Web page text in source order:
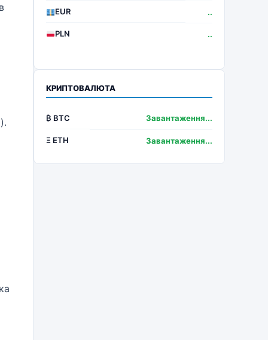
EUR ..
PLN ..
КРИПТОВАЛЮТА
₿ BTC Завантаження...
Ξ ETH Завантаження...